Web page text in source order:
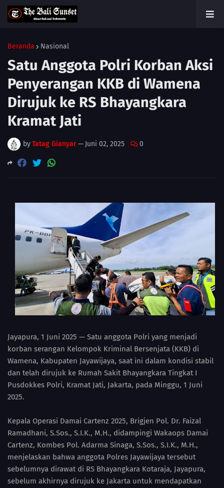
Beranda Nasional
Satu Anggota Polri Korban Aksi
Penyerangan KKB di Wamena
Dirujuk ke RS Bhayangkara
Kramat Jati
byTatag Gianyar— Juni 02, 2025 0
Jayapura, 1 Juni 2025 — Satu anggota Polri yang menjadi
korban serangan Kelompok Kriminal Bersenjata (KKB) di
Wamena, Kabupaten Jayawijaya, saat ini dalam kondisi stabil
dan telah dirujuk ke Rumah Sakit Bhayangkara Tingkat I
Pusdokkes Polri, Kramat Jati, Jakarta, pada Minggu, 1 Juni
2025.
Kepala Operasi Damai Cartenz 2025, Brigjen Pol. Dr. Faizal
Ramadhani, S.Sos., S.I.K., M.H., didampingi Wakaops Damai
Cartenz, Kombes Pol. Adarma Sinaga, S.Sos., S.I.K., M.H.,
menjelaskan bahwa anggota Polres Jayawijaya tersebut
sebelumnya dirawat di RS Bhayangkara Kotaraja, Jayapura,
sebelum akhirnya dirujuk ke Jakarta untuk mendapatkan